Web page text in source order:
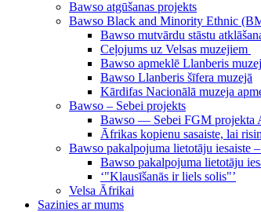
Bawso atgūšanas projekts
Bawso Black and Minority Ethnic
Bawso mutvārdu stāstu
Ceļojums uz Velsas muzejiem
Bawso apmeklē Llanberis
Bawso Llanberis šīfera muzejā
Kārdifas Nacionālā muzeja
Bawso – Sebei projekts
Bawso — Sebei FGM
Āfrikas kopienu sasaiste, lai
Bawso pakalpojuma lietotāju iesaiste
Bawso pakalpojuma lietotāju
‘"Klausīšanās ir liels solis"’
Velsa Āfrikai
Sazinies ar mums